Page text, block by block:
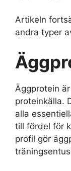
Artikeln
andra typer
Äggprotein
proteinkälla.
alla
till fördel för
profil gör